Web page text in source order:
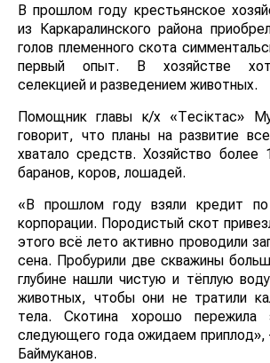
В прошлом году крестьянское
из Каркаралинского района
голов племенного скота
первый опыт. В хозяйстве
селекцией и разведением животных.
Помощник главы к/х «Тесiктас»
говорит, что планы на развитие
хватало средств. Хозяйство более
баранов, коров, лошадей.
«В прошлом году взяли кредит по
корпорации. Породистый скот
этого всё лето активно проводили
сена. Пробурили две скважины
глубине нашли чистую и тёплую
животных, чтобы они не тратили
тела. Скотина хорошо пережила
следующего года ожидаем приплод»,
Баймуканов.